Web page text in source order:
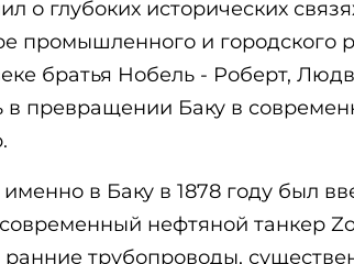
о глубоких исторических
промышленного и городского
братья Нобель - Роберт,
в превращении Баку в
в Баку в 1878 году был
нефтяной танкер
трубопроводы,